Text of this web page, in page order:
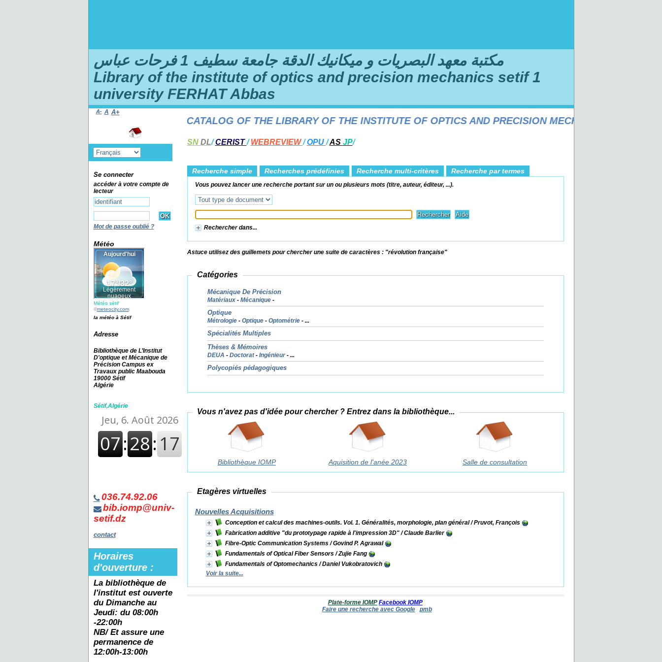
مكتبة معهد البصريات و ميكانيك الدقة جامعة سطيف 1 فرحات عباس
Library of the institute of optics and precision mechanics setif 1
university FERHAT Abbas
SN DL/CERIST/WEBREVIEW/OPU /AS JP/
Recherche simple Recherches prédéfinies Recherche multi-critères Recherche par termes
Vous pouvez lancer une recherche portant sur un ou plusieurs mots (titre, auteur, éditeur, ...).
Rechercher dans...
Astuceutilisez des guillemets pour chercher une suite de caractères : "révolution française"
Catégories
Mécanique De Précision
Matériaux Mécanique
Optique
Métrologie Optique Optométrie ...
Spécialités Multiples
Thèses & Mémoires
DEUA Doctorat Ingénieur ...
Polycopiés pédagogiques
Vous n'avez pas d'idée pour chercher ? Entrez dans la bibliothèque...
Bibliothèque IOMP Aquisition de l'anée 2023 Salle de consultation
Etagères virtuelles
Nouvelles Acquisitions
Conception et calcul des machines-outils. Vol. 1. Généralités, morphologie, plan général/ Pruvot, François
Fabrication additive "du prototypage rapide à l'impression 3D"/ Claude Barlier
Fibre-Optic Communication Systems/ Govind P. Agrawal
Fundamentals of Optical Fiber Sensors/ Zujie Fang
Fundamentals of Optomechanics/ Daniel Vukobratovich
Voir la suite...
Plate-forme IOMP Facebook IOMP
Faire une recherche avec Google
pmb
WELCOME TO THE ONLINE CATALOG OF THE LIBRARY OF THE INSTITUTE OF OPTICS AND PRECISION MECHANICS SÉTIF 1
A- A A+
Se connecter
accéder à votre compte de
lecteur
Mot de passe oublié ?
Météo
Météo sétif
©meteocity.com
la météo à Sétif
Adresse
Bibliothèque de L’Institut
D'optique et Mécanique de
Précision Campus ex
Travaux public Maabouda
19000 Sétif
Algérie
Sétif,Algérie
036.74.92.06
bib.iomp@univ-
setif.dz
contact
Horaires
d'ouverture :
La bibliothèque de
l'institut est ouverte
duDimanche au
Jeudi: du 08:00h
-22:00h
NB/ Et assure une
permanence de
12:00h-13:00h